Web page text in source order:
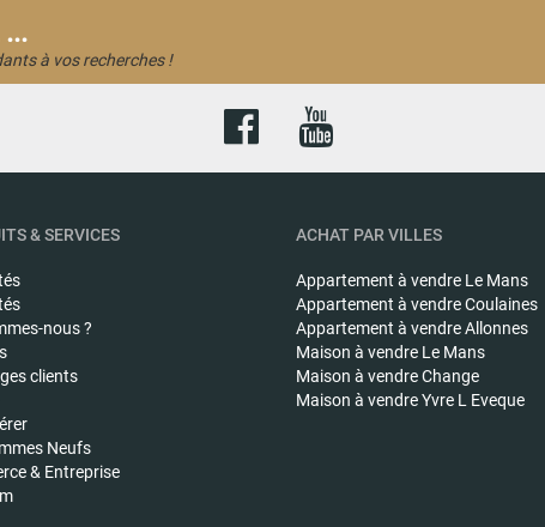
à vos recherches !
& SERVICES
nous ?
clients
Neufs
& Entreprise
ACHAT PAR VILLES
Appartement à vendre Le Mans
Appartement à vendreCoulaines
Appartement à vendreAllonnes
Maison à vendre Le Mans
Maison à vendreChange
Maison à vendreYvre L Eveque